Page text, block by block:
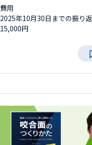
費用
2025年10月30日までの振り
15,000円